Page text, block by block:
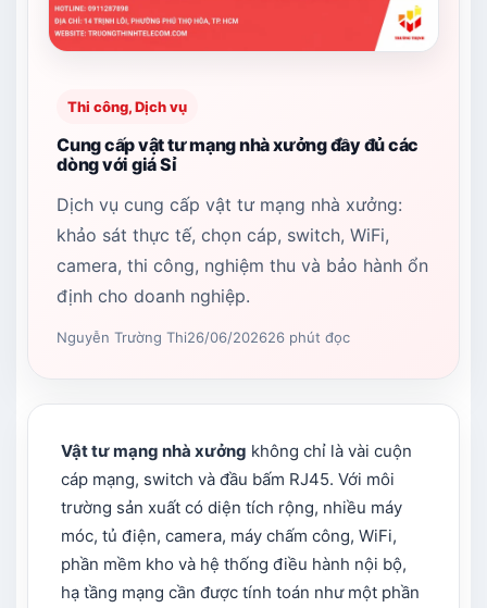
Thi công, Dịch vụ
Cung cấp vật tư mạng nhà xưởng đầy đủ các
dòng với giá Sỉ
Dịch vụ cung cấp vật tư mạng nhà xưởng:
khảo sát thực tế, chọn cáp, switch, WiFi,
camera, thi công, nghiệm thu và bảo hành ổn
định cho doanh nghiệp.
Nguyễn Trường Thi26/06/202626 phút đọc
Vật tư mạng nhà xưởng không chỉ là vài cuộn
cáp mạng, switch và đầu bấm RJ45. Với môi
trường sản xuất có diện tích rộng, nhiều máy
móc, tủ điện, camera, máy chấm công, WiFi,
phần mềm kho và hệ thống điều hành nội bộ,
hạ tầng mạng cần được tính toán như một phần